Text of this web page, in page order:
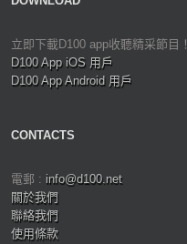
立即下載D100 app收聽精采節目！
D100 App iOS 用戶
D100 App Android 用戶
CONTACTS
電郵 : info@d100.net
關於我們
聯絡我們
使用條款